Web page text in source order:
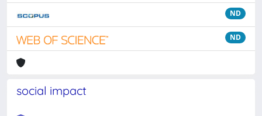
ND
ND
social impact